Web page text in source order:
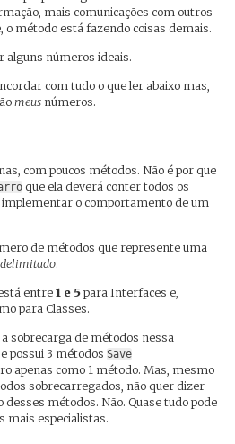
mais comunicações com outros
o método está fazendo coisas demais.
alguns números ideais.
com tudo o que ler abaixo mas,
meus números.
com poucos métodos. Não é por que
que ela deverá conter todos os
o comportamento de um
de métodos que represente uma
delimitado.
entre 1 e 5 para Interfaces e,
para Classes.
sobrecarga de métodos nessa
possui 3 métodos Save
apenas como 1 método. Mas, mesmo
sobrecarregados, não quer dizer
métodos. Não. Quase tudo pode
mais especialistas.